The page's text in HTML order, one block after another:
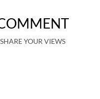
SHARE YOUR VIEWS